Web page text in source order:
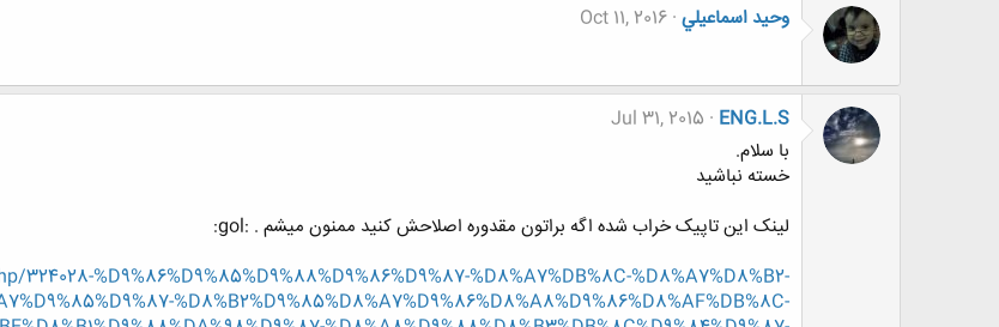
وحيد اسماعيلي Oct 11, 2016
ENG.L.S
Jul 31, 2015
با سلام.
خسته نباشید
لینک این تاپیک خراب شده اگه براتون مقدوره اصلاحش کنید ممنون میشم . :gol:
%D9%86%D9%85%D9%88%D9%86%D9%87-%D8%A7%DB%8C-%D8%A7%D8%B2-
%D8%B2%D9%85%D8%A7%D9%86%D8%A8%D9%86%D8%AF%DB%8C-